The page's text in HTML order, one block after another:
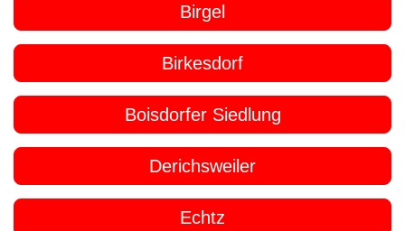
Birgel
Birkesdorf
Boisdorfer Siedlung
Derichsweiler
Echtz